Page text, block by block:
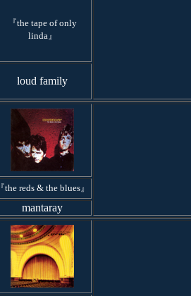
『the tape of only
linda』
loud family
『the reds & the blues』
mantaray